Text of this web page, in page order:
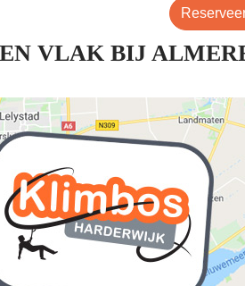
VLAK BIJ